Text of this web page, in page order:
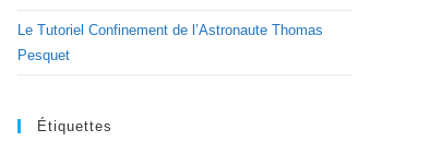
Le Tutoriel Confinement de l’Astronaute Thomas
Pesquet
Étiquettes